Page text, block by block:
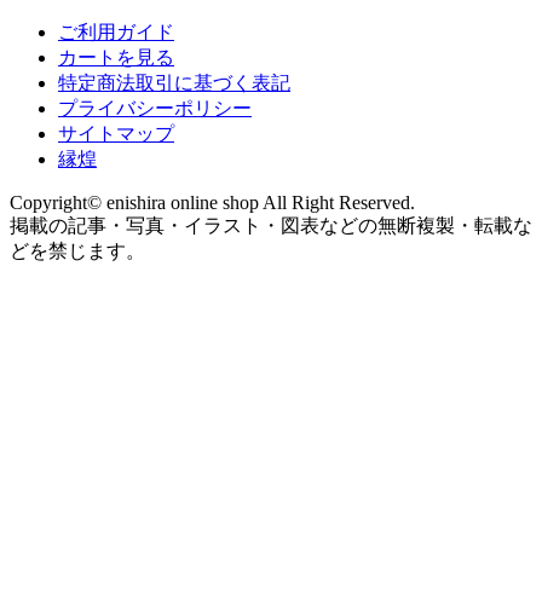
ご利用ガイド
カートを見る
特定商法取引に基づく表記
プライバシーポリシー
サイトマップ
縁煌
Copyright© enishira online shop All Right Reserved.
掲載の記事・写真・イラスト・図表などの無断複製・転載な
どを禁じます。